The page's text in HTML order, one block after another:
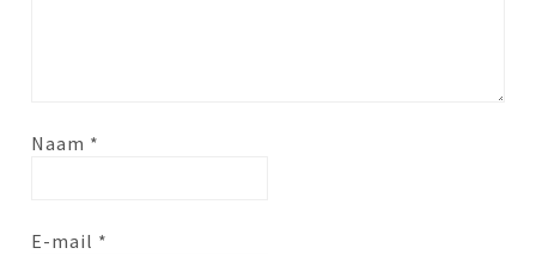
Naam *
E-mail *